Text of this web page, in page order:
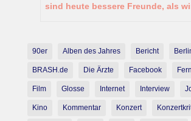
sind heute bessere Freunde, als
90er Alben des Jahres Bericht
BRASH.de Die Ärzte Facebook
Film Glosse Internet Interview
Kino Kommentar Konzert